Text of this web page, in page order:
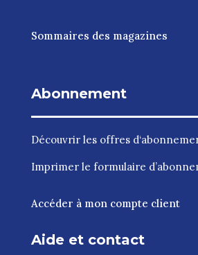
Sommaires des magazines
Abonnement
Découvrir les offres
Imprimer le formulaire
Accéder à mon compte client
Aide et contact